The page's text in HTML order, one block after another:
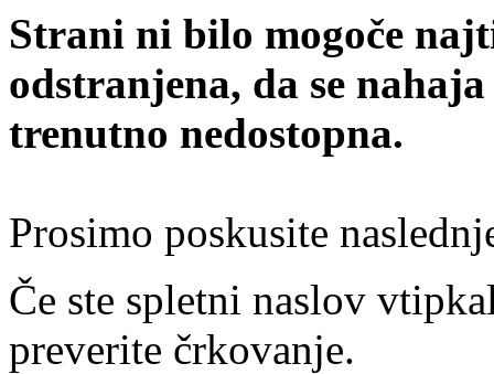
Strani ni bilo mogoče
odstranjena, da se
trenutno nedostopna.
Prosimo poskusite
Če ste spletni naslov
preverite črkovanje.